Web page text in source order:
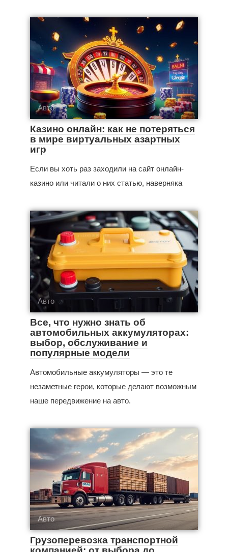
Авто
Казино онлайн: как не потеряться
в мире виртуальных азартных
игр
Если вы хоть раз заходили на сайт онлайн-
казино или читали о них статью, наверняка
Авто
Все, что нужно знать об
автомобильных аккумуляторах:
выбор, обслуживание и
популярные модели
Автомобильные аккумуляторы — это те
незаметные герои, которые делают возможным
наше передвижение на авто.
Авто
Грузоперевозка транспортной